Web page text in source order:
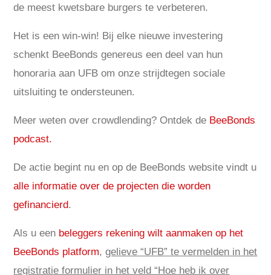
de meest kwetsbare burgers te verbeteren.
Het is een win-win! Bij elke nieuwe investering
schenkt BeeBonds genereus een deel van hun
honoraria aan UFB om onze strijdtegen sociale
uitsluiting te ondersteunen.
Meer weten over crowdlending? Ontdek de BeeBonds
podcast.
De actie begint nu en op de BeeBonds website vindt u
alle informatie over de projecten die worden
gefinancierd.
Als u een beleggers rekening wilt aanmaken op het
BeeBonds platform,gelieve “UFB” te vermelden in het
registratie formulier in het veld “Hoe heb ik over